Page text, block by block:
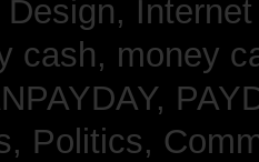
cash, money
Politics,